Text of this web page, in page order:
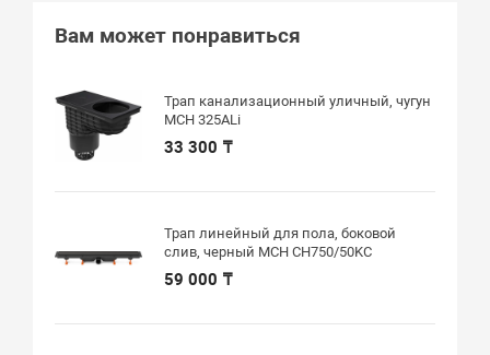
Вам может понравиться
Трап канализационный уличный, чугун
MCH 325ALi
33 300 ₸
Трап линейный для пола, боковой
слив, черный MCH CH750/50KC
59 000 ₸